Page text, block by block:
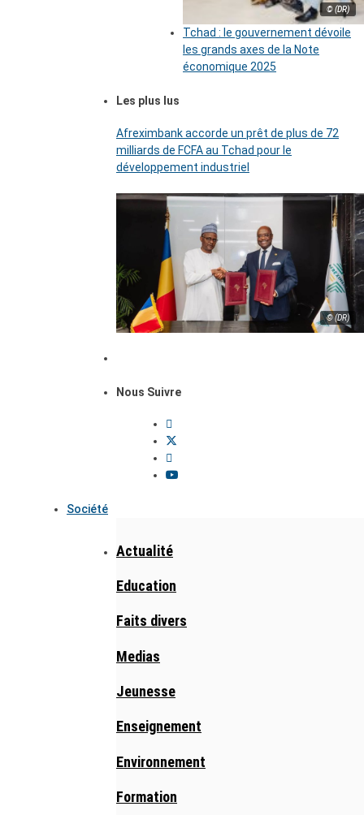
© (DR)
Tchad : le gouvernement dévoile
les grands axes de la Note
économique 2025
Les plus lus
Afreximbank accorde un prêt de plus de 72
milliards de FCFA au Tchad pour le
développement industriel
© (DR)
Nous Suivre
Société
Actualité
Education
Faits divers
Medias
Jeunesse
Enseignement
Environnement
Formation